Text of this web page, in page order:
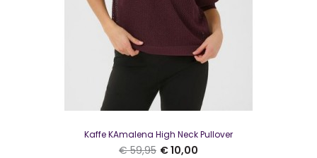
Kaffe O-neck pullover KALizza Mellow Yellow
€ 49,95 € 10,00
Kaffe KAmalena High Neck Pullover
€ 59,95 € 10,00